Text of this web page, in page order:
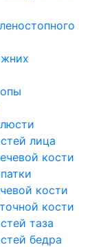
лица
кости
кости
кости
таза
бедра